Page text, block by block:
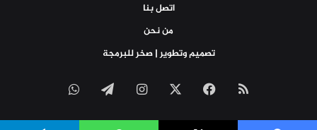
اتصل بنا
من نحن
تصميم وتطوير | صخر للبرمجة
ملخص
الموقع
فيسبوك انستقرامتيلقرامواتساب